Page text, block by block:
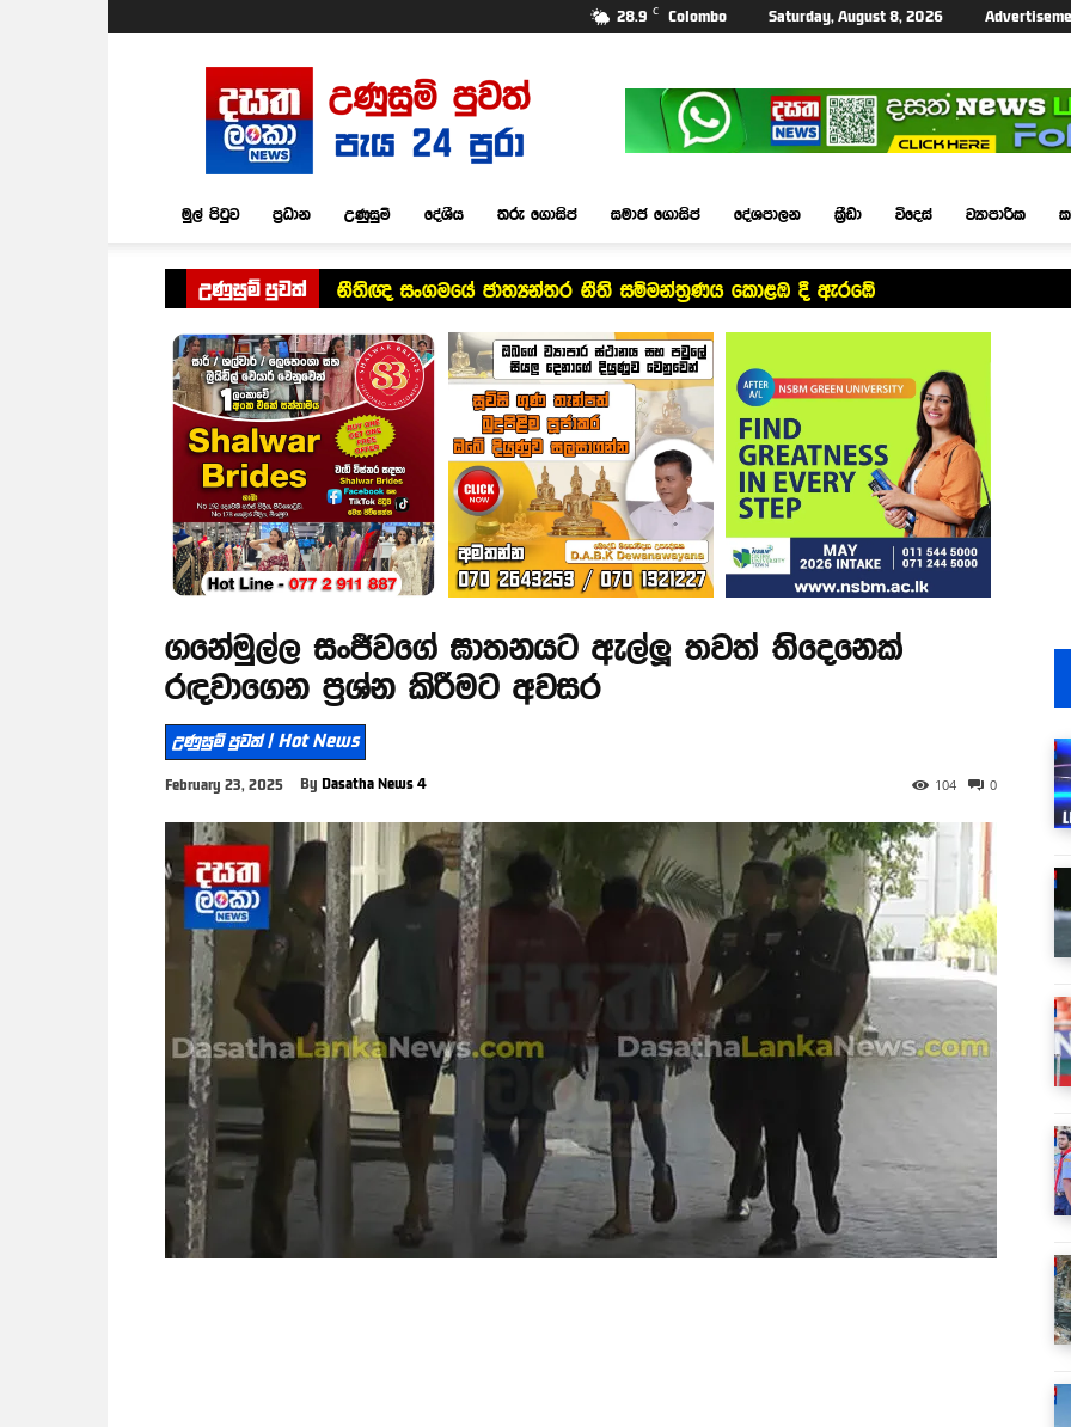
28.9 C Colombo Saturday, August 8, 2026
Dasatha
Lanka
News
මුල් පිටුව ප්‍රධාන උණුසුම් දේශීය තරු ගොසිප් සමාජ ගොසිප් දේශපාලන ක්‍රීඩා විදෙස් ව්‍යාපාරික
උණුසුම් පුවත් නීතිඥ සංගමයේ ජාත්‍යන්තර නීති සම්මන්ත්‍රණය කොළඹ දී ඇරඹේ
ගනේමුල්ල සංජීවගේ ඝාතනයට ඇල්ලූ තවත් තිදෙනෙක්
රඳවාගෙන ප්‍රශ්න කිරීමට අවසර
උණුසුම් පුවත් | Hot News
February 23, 2025 By Dasatha News 4 0
104